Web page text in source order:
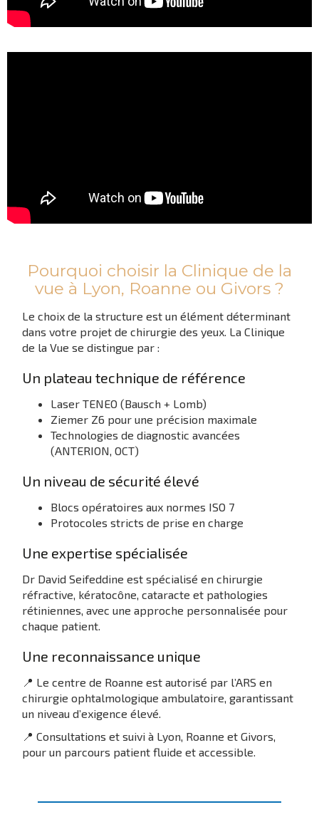
Pourquoi choisir la Clinique de la
vue à Lyon, Roanne ou Givors ?
Le choix de la structure est un élément déterminant
dans votre projet de chirurgie des yeux. La Clinique
de la Vue se distingue par :
Un plateau technique de référence
Laser TENEO (Bausch + Lomb)
Ziemer Z6 pour une précision maximale
Technologies de diagnostic avancées
(ANTERION, OCT)
Un niveau de sécurité élevé
Blocs opératoires aux normes ISO 7
Protocoles stricts de prise en charge
Une expertise spécialisée
Dr David Seifeddine est spécialisé en chirurgie
réfractive, kératocône, cataracte et pathologies
rétiniennes, avec une approche personnalisée pour
chaque patient.
Une reconnaissance unique
📍 Le centre de Roanne est autorisé par l’ARS en
chirurgie ophtalmologique ambulatoire, garantissant
un niveau d’exigence élevé.
📍 Consultations et suivi à Lyon, Roanne et Givors,
pour un parcours patient fluide et accessible.